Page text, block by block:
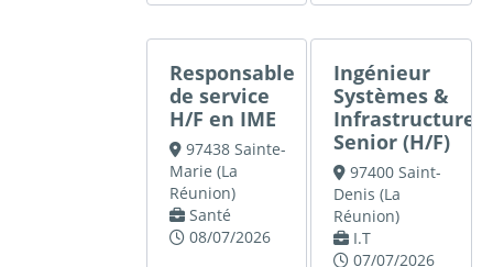
Responsable
de service
H/F en IME
97438 Sainte-
Marie (La
Réunion)
Santé
08/07/2026
Ingénieur
Systèmes &
Infrastructures
Senior (H/F)
97400 Saint-
Denis (La
Réunion)
I.T
07/07/2026